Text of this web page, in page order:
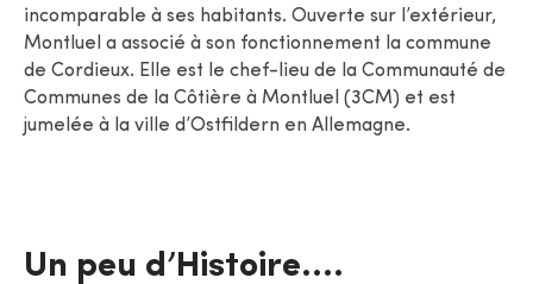
incomparable à ses habitants. Ouverte sur l’extérieur,
Montluel a associé à son fonctionnement la commune
de Cordieux. Elle est le chef-lieu de la Communauté de
Communes de la Côtière à Montluel (3CM) et est
jumelée à la ville d’Ostfildern en Allemagne.
Un peu d’Histoire….